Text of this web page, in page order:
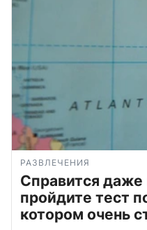
РАЗВЛЕЧЕНИЯ
Справится даже
пройдите тест
котором очень